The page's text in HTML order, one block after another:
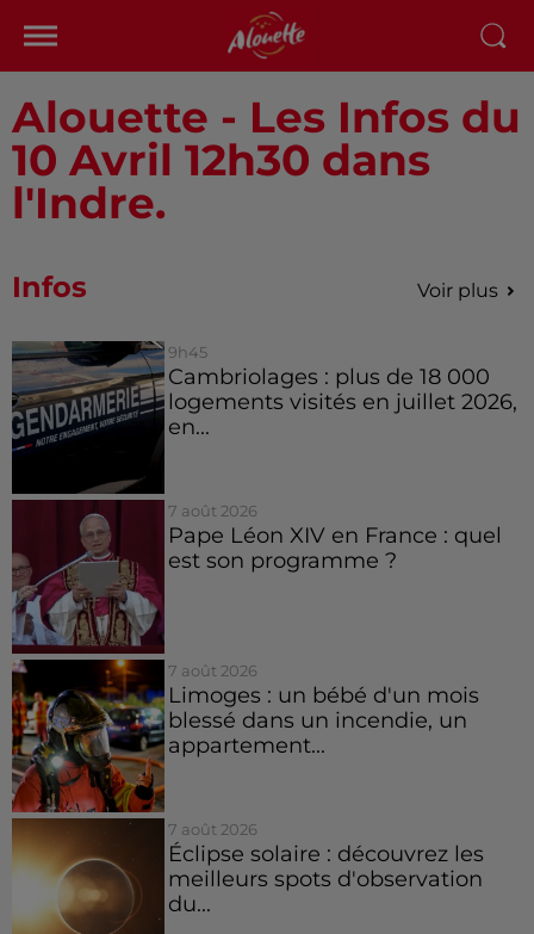
Alouette - Les Infos du
10 Avril 12h30 dans
l'Indre.
Infos Voir plus
9h45
Cambriolages : plus de 18 000
logements visités en juillet 2026,
en...
7 août 2026
Pape Léon XIV en France : quel
est son programme ?
7 août 2026
Limoges : un bébé d'un mois
blessé dans un incendie, un
appartement...
7 août 2026
Éclipse solaire : découvrez les
meilleurs spots d'observation
du...